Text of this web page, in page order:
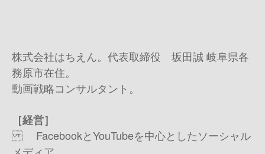
株式会社はちえん。代表取締役 坂田誠 岐阜県各
務原市在住。
動画戦略コンサルタント。
［経営］
FacebookとYouTubeを中心としたソーシャル